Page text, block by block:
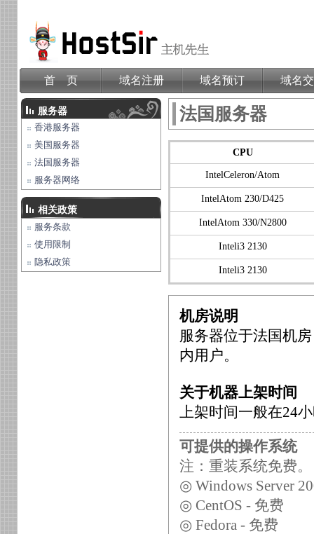
首 页 域名注册 域名预订 域名
服务器
香港服务器
美国服务器
法国服务器
服务器网络
相关政策
服务条款
使用限制
隐私政策
法国服务器
CPU
IntelCeleron/Atom
IntelAtom 230/D425
IntelAtom 330/N2800
Inteli3 2130
Inteli3 2130
机房说明
服务器位于法国机
内用户。
关于机器上架时间
上架时间一般在24
可提供的操作系统
注：重装系统免费。
◎ Windows Server
◎ CentOS - 免费
◎ Fedora - 免费